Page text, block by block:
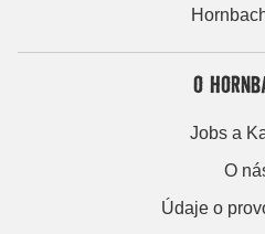
O
Jobs a
O
Údaje o